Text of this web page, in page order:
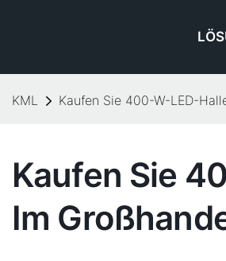
KML Kaufen Sie 400-W-LED-
Kaufen Sie
Im